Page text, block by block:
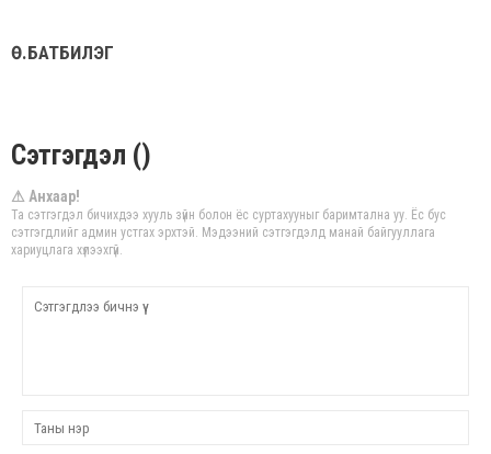
Ө.БАТБИЛЭГ
Сэтгэгдэл ()
⚠ Анхаар!
Та сэтгэгдэл бичихдээ хууль зүйн болон ёс суртахууныг баримтална уу. Ёс бус
сэтгэгдлийг админ устгах эрхтэй. Мэдээний сэтгэгдэлд манай байгууллага
хариуцлага хүлээхгүй.